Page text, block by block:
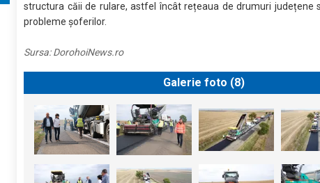
structura căii de rulare, astfel încât rețeaua de drumuri județene
probleme șoferilor.
Sursa:DorohoiNews.ro
Galerie foto (8)